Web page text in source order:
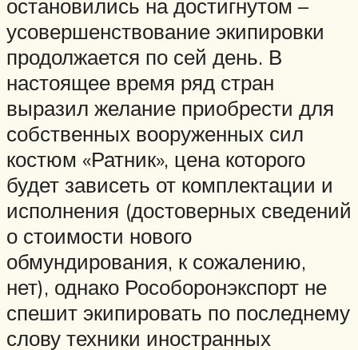
остановились на достигнутом –
усовершенствование экипировки
продолжается по сей день. В
настоящее время ряд стран
выразил желание приобрести для
собственных вооруженных сил
костюм «Ратник», цена которого
будет зависеть от комплектации и
исполнения (достоверных сведений
о стоимости нового
обмундирования, к сожалению,
нет), однако Рособоронэкспорт не
спешит экипировать по последнему
слову техники иностранных